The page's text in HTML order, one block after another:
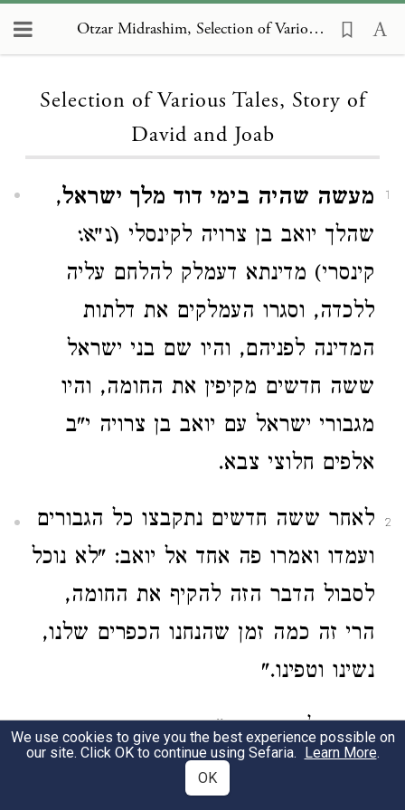
Otzar Midrashim, Selection of Various Tales, Story of David and Joab
Selection of Various Tales, Story of
David and Joab
1 מעשה שהיה בימי דוד מלך ישראל,
שהלך יואב בן צרויה לקינסלי (נ"א:
קינסרי) מדינתא דעמלק להלחם עליה
ללכדה, וסגרו העמלקים את דלתות
המדינה לפניהם, והיו שם בני ישראל
ששה חדשים מקיפין את החומה, והיו
מגבורי ישראל עם יואב בן צרויה י"ב
אלפים חלוצי צבא.
2
לאחר ששה חדשים נתקבצו כל הגבורים
ועמדו ואמרו פה אחד אל יואב: "לא נוכל
לסבול הדבר הזה להקיף את החומה,
הרי זה כמה זמן שהנחנו הכפרים שלנו,
נשינו וטפינו."
ויאמר להם יואב: "מה אתם רוצים
לעשות?"
We use cookies to give you the best experience possible on
our site. Click OK to continue using Sefaria. Learn More.
OK